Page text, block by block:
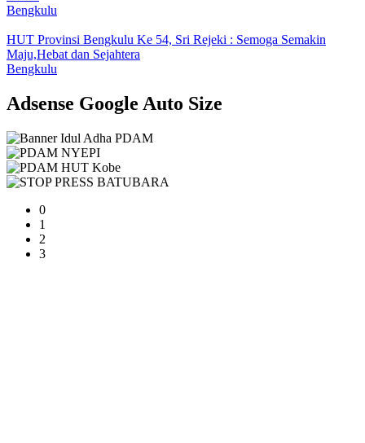
Bengkulu
HUT Provinsi Bengkulu Ke 54, Sri Rejeki : Semoga Semakin
Maju,Hebat dan Sejahtera
Bengkulu
Adsense Google Auto Size
0
1
2
3